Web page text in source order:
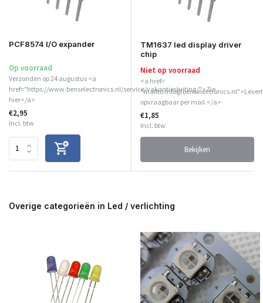
PCF8574 I/O expander
Op voorraad
Verzonden op 24 augustus <a
href="https://www.benselectronics.nl/service/vakantiesluiting/">Zie
hier</a>
€2,95
Incl. btw
TM1637 led display driver
chip
Niet op voorraad
<a href=
opvraagbaar per mail.</a>
€1,85
Incl. btw
Bekijken
Overige categorieën in Led / verlichting